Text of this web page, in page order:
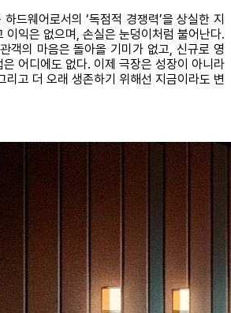
드웨어로서의 ‘독점적 경쟁력’을 상실한 지
이익은 없으며, 손실은 눈덩이처럼 불어난다.
객의 마음은 돌아올 기미가 없고, 신규로 영
어디에도 없다. 이제 극장은 성장이 아니라
리고 더 오래 생존하기 위해선 지금이라도 변